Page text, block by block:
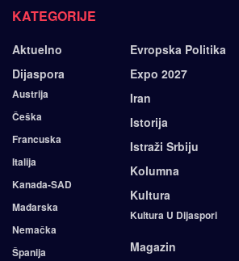
KATEGORIJE
Aktuelno
Dijaspora
Austrija
Češka
Francuska
Italija
Kanada-SAD
Mađarska
Nemačka
Španija
Evropska Politika
Expo 2027
Iran
Istorija
Istraži Srbiju
Kolumna
Kultura
Kultura U Dijaspori
Magazin